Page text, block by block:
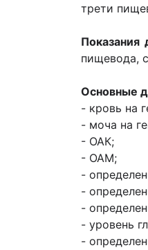
трети
Показания
пищевода,
Основные
- кровь на
- моча на
- ОАК;
- ОАМ;
-
-
-
- уровень
-